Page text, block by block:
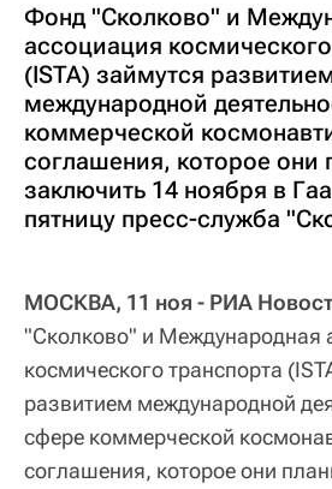
Фонд "Сколково" и
ассоциация
(ISTA) займутся
международной
коммерческой
соглашения, которое они
заключить 14 ноября в
пятницу пресс-служба
МОСКВА, 11 ноя - РИА
"Сколково" и Международная
космического транспорта
развитием международной
сфере коммерческой
соглашения, которое они